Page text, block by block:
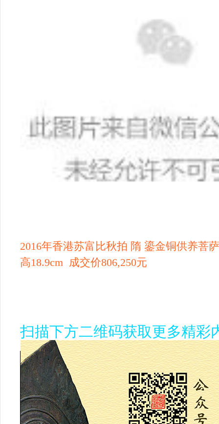
2016年香港苏富比秋拍 隋 鎏金铜供养菩
高18.9cm 成交价806,250元
扫描下方二维码获取更多精彩